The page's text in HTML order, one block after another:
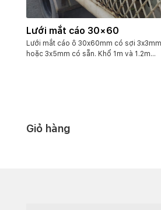
Lưới mắt cáo 30×60
Lưới mắt cáo ô 30x60mm có sợi 3x3mm
hoặc 3x5mm có sẵn. Khổ 1m và 1.2m
Giỏ hàng